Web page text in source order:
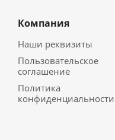
Компания
Наши реквизиты
Пользовательское
соглашение
Политика
конфиденциальности